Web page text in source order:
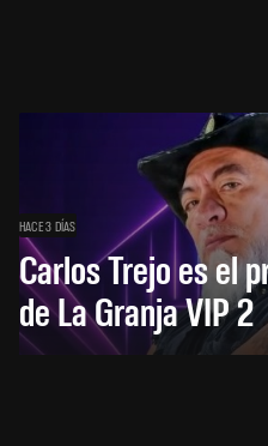
HACE 3 DÍAS
Carlos Trejo es el
de La Granja VIP 2